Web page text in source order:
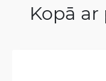
Kopā